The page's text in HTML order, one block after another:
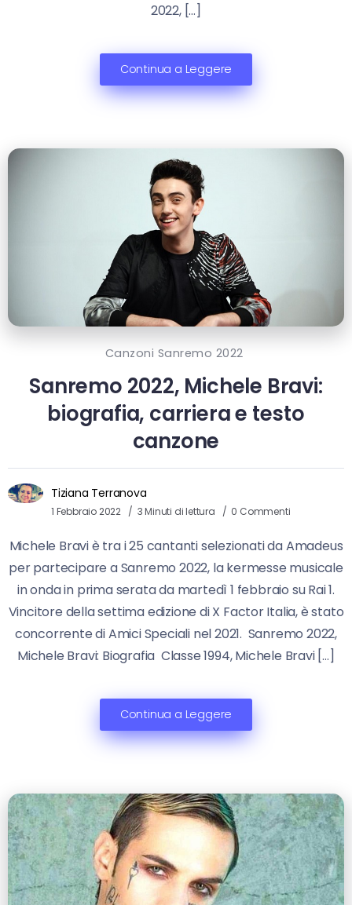
2022, […]
Continua a Leggere
Canzoni Sanremo 2022
Sanremo 2022, Michele Bravi:
biografia, carriera e testo
canzone
Tiziana Terranova
1 Febbraio 2022 3 Minuti di lettura 0 Commenti
Michele Bravi è tra i 25 cantanti selezionati da Amadeus
per partecipare a Sanremo 2022, la kermesse musicale
in onda in prima serata da martedì 1 febbraio su Rai 1.
Vincitore della settima edizione di X Factor Italia, è stato
concorrente di Amici Speciali nel 2021. Sanremo 2022,
Michele Bravi: Biografia Classe 1994, Michele Bravi […]
Continua a Leggere